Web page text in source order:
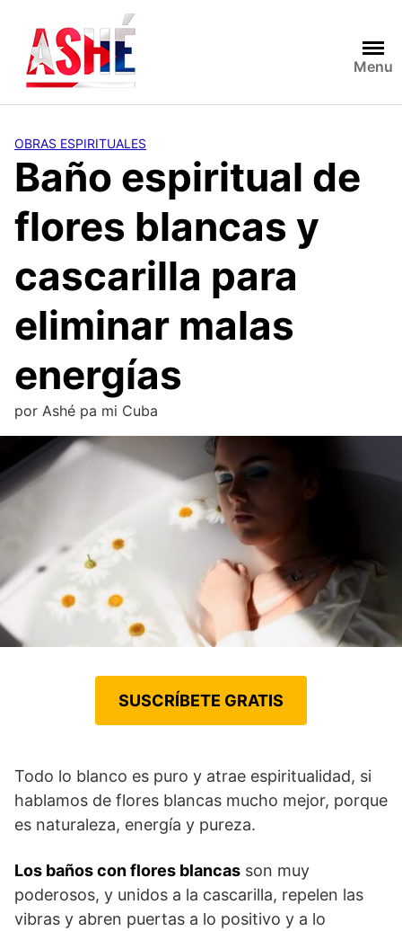
contenido
Menu
OBRAS ESPIRITUALES
Baño espiritual de
flores blancas y
cascarilla para
eliminar malas
energías
por Ashé pa mi Cuba
SUSCRÍBETE GRATIS
Todo lo blanco es puro y atrae espiritualidad, si
hablamos de flores blancas mucho mejor, porque
es naturaleza, energía y pureza.
Los baños con flores blancas son muy
poderosos, y unidos a la cascarilla, repelen las
vibras y abren puertas a lo positivo y a lo